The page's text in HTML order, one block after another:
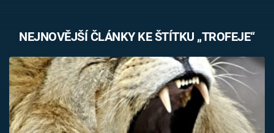
Témata
Témata
Pořady
NEJNOVĚJŠÍ ČLÁNKY KE ŠTÍTKU „TROFEJE“